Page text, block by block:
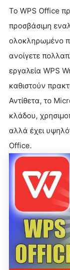
Το WPS Office
προσβάσιμη
ολοκληρωμένο
ανοίγετε
εργαλεία WPS
καθιστούν
Αντίθετα, το
κλάδου,
αλλά έχει
Office.